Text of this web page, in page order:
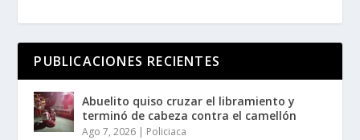
PUBLICACIONES RECIENTES
Abuelito quiso cruzar el libramiento y
terminó de cabeza contra el camellón
Ago 7, 2026 | Policiaca